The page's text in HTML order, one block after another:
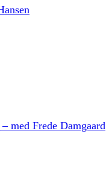
med Frede Damgaard